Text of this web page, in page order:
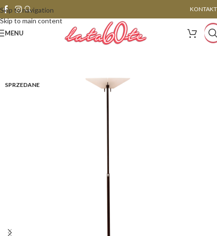
Skip to navigation
Skip to main content
KONTAKT
MENU
SPRZEDANE